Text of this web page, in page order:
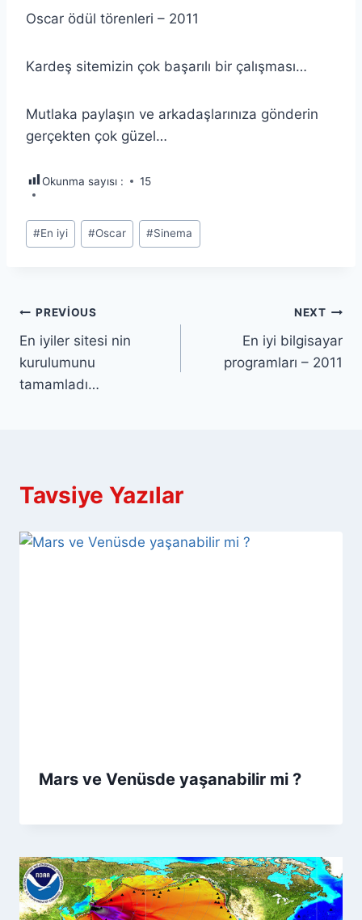
Oscar ödül törenleri – 2011
Kardeş sitemizin çok başarılı bir çalışması…
Mutlaka paylaşın ve arkadaşlarınıza gönderin
gerçekten çok güzel…
Okunma sayısı : 15
Post
Tags:
#En iyi #Oscar #Sinema
Yazı
gezinmesi
PREVIOUS
En iyiler sitesi nin
kurulumunu
tamamladı…
NEXT
En iyi bilgisayar
programları – 2011
Tavsiye Yazılar
Mars ve Venüsde yaşanabilir mi ?